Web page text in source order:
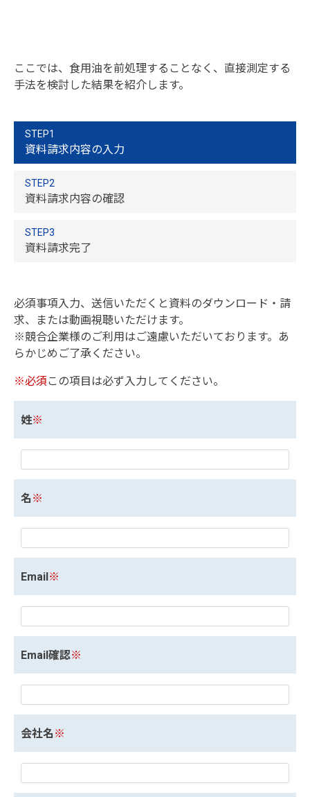
ここでは、食用油を前処理することなく、直接測定する
手法を検討した結果を紹介します。
STEP1
資料請求内容の入力
STEP2
資料請求内容の確認
STEP3
資料請求完了
必須事項入力、送信いただくと資料のダウンロード・請
求、または動画視聴いただけます。
※競合企業様のご利用はご遠慮いただいております。あ
らかじめご了承ください。
※必須 この項目は必ず入力してください。
姓※
名 ※
Email※
Email確認※
会社名 ※